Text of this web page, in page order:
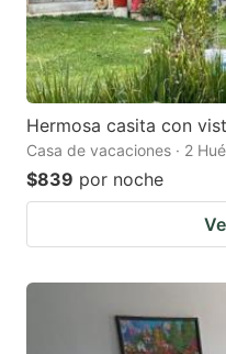
Hermosa casita con
Casa de vacaciones · 2
$839 por noche